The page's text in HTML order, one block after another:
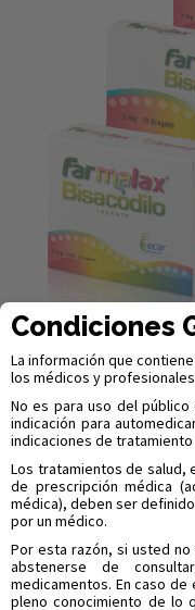
Condiciones
La información que
los médicos y
No es para uso del
indicación para
indicaciones de
Los tratamientos de salud,
de prescripción médica
médica), deben ser
por un médico.
Por esta razón, si usted
abstenerse de
medicamentos. En caso
pleno conocimiento de lo
GRAGEAS
FARMALAX®